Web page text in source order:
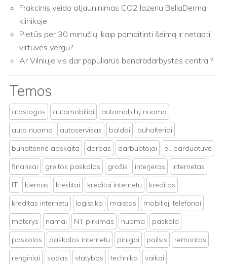
Frakcinis veido atjauninimas CO2 lazeriu BellaDerma
klinikoje
Pietūs per 30 minučių: kaip pamaitinti šeimą ir netapti
virtuvės vergu?
Ar Vilniuje vis dar populiarūs bendradarbystės centrai?
Temos
atostogos automobiliai
automobilių nuoma
auto nuoma
autoservisas baldai
buhalteriai
buhalterinė apskaita
darbas darbuotojai
el. parduotuvė
finansai
greitos paskolos grožis interjeras
internetas
IT
kiemas kreditai kreditai internetu
kreditas
kreditas internetu
logistika maistas
mobilieji telefonai
moterys
namai NT pirkimas nuoma
paskola
paskolos
paskolos internetu pinigai poilsis
remontas
renginiai
sodas statybos technika
vaikai